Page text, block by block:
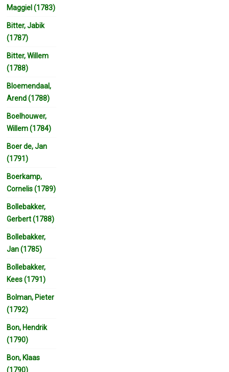
Maggiel (1783)
Bitter, Jabik
(1787)
Bitter, Willem
(1788)
Bloemendaal,
Arend (1788)
Boelhouwer,
Willem (1784)
Boer de, Jan
(1791)
Boerkamp,
Cornelis (1789)
Bollebakker,
Gerbert (1788)
Bollebakker,
Jan (1785)
Bollebakker,
Kees (1791)
Bolman, Pieter
(1792)
Bon, Hendrik
(1790)
Bon, Klaas
(1790)